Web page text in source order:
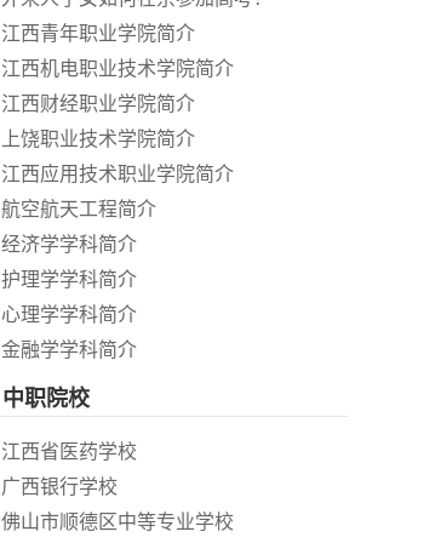
江西青年职业学院简介
江西机电职业技术学院简介
江西财经职业学院简介
上饶职业技术学院简介
江西应用技术职业学院简介
航空航天工程简介
经济学学科简介
护理学学科简介
心理学学科简介
金融学学科简介
中职院校
江西省医药学校
广西银行学校
佛山市顺德区中等专业学校